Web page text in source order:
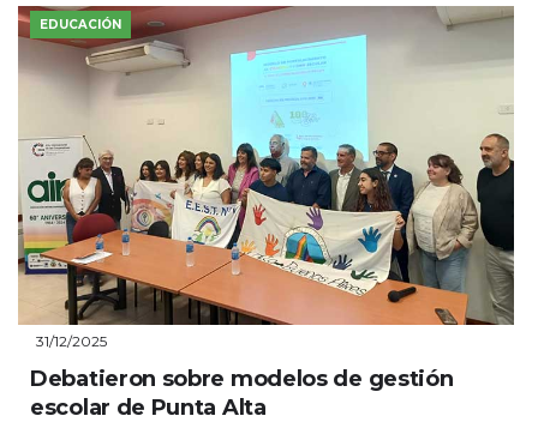
EDUCACIÓN
31/12/2025
Debatieron sobre modelos de gestión
escolar de Punta Alta